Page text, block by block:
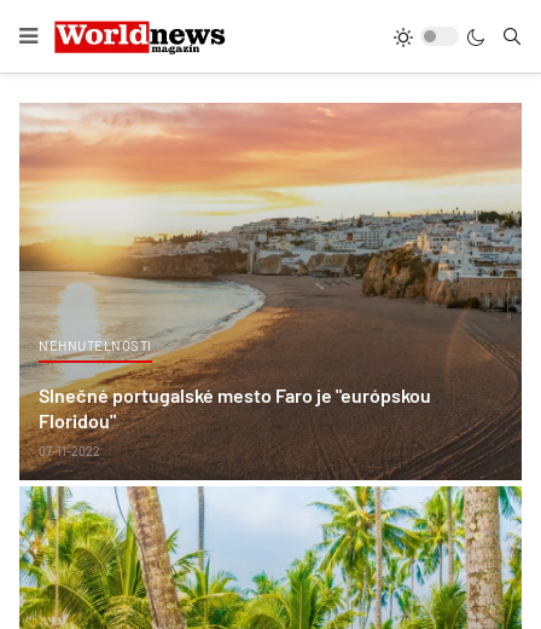
NEHNUTELNOSTI
Slnečné portugalské mesto Faro je "európskou
Floridou"
07-11-2022